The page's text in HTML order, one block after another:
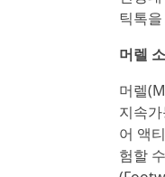
틱톡
머렐
머렐
지속
어 액
험할